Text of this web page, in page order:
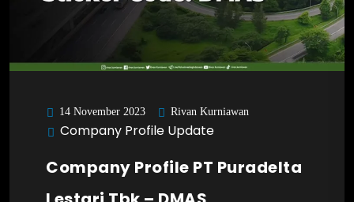
14 November 2023 Rivan Kurniawan
Company Profile Update
Company Profile PT Puradelta